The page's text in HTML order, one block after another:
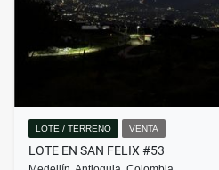
LOTE / TERRENO VENTA
LOTE EN SAN FELIX #53